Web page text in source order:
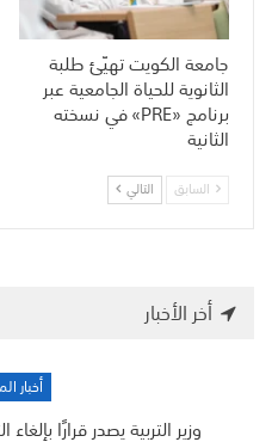
جامعة الكويت تهيّئ طلبة
الثانوية للحياة الجامعية عبر
برنامج «PRE» في نسخته
الثانية
السابق التالي
أخر الأخبار
أخبار
وزير التربية يصدر قرارًا